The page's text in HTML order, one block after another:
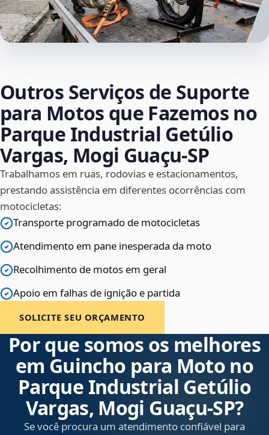
Outros Serviços de Suporte
para Motos que Fazemos no
Parque Industrial Getúlio
Vargas, Mogi Guaçu‑SP
Trabalhamos em ruas, rodovias e estacionamentos,
prestando assistência em diferentes ocorrências com
motocicletas:
Transporte programado de motocicletas
Atendimento em pane inesperada da moto
Recolhimento de motos em geral
Apoio em falhas de ignição e partida
SOLICITE SEU ORÇAMENTO
Por que somos os melhores
em Guincho para Moto no
Parque Industrial Getúlio
Vargas, Mogi Guaçu‑SP?
Se você procura um atendimento confiável para